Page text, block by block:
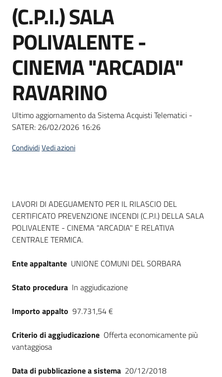
Bandi
e
strumenti
di
Supporto
Piattaforme
telematiche
English
site
su
Salta al contenuto
(C.P.I.) SALA
POLIVALENTE -
CINEMA "ARCADIA"
RAVARINO
Ultimo aggiornamento da Sistema Acquisti Telematici -
SATER: 26/02/2026 16:26
CondividiVedi azioni
Dati del bando
LAVORI DI ADEGUAMENTO PER IL RILASCIO DEL
CERTIFICATO PREVENZIONE INCENDI (C.P.I.) DELLA SALA
POLIVALENTE - CINEMA "ARCADIA" E RELATIVA
CENTRALE TERMICA.
Ente appaltante UNIONE COMUNI DEL SORBARA
Stato procedura In aggiudicazione
Importo appalto 97.731,54 €
Criterio di aggiudicazione Offerta economicamente più
vantaggiosa
Data di pubblicazione a sistema 20/12/2018